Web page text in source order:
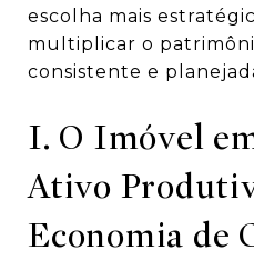
escolha mais
multiplicar o
consistente e
I. O Imóvel
Ativo
Economia de